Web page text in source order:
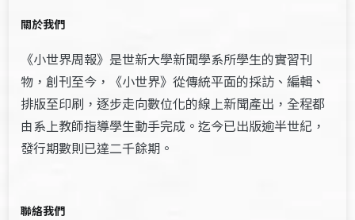
關於我們
《小世界周報》是世新大學新聞學系所學生的實習刊
物，創刊至今，《小世界》從傳統平面的採訪、編輯、
排版至印刷，逐步走向數位化的線上新聞產出，全程都
由系上教師指導學生動手完成。迄今已出版逾半世紀，
發行期數則已達二千餘期。
聯絡我們